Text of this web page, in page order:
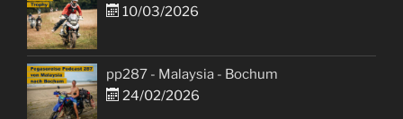
10/03/2026
pp287 - Malaysia - Bochum
24/02/2026